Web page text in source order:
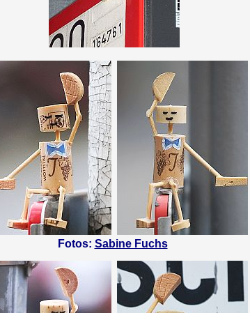
Fotos: Sabine Fuchs